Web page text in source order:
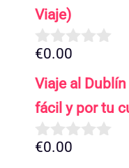
Viaje)
0
e
5
€0.00
Viaje al
fácil y por tu
0
€0.00